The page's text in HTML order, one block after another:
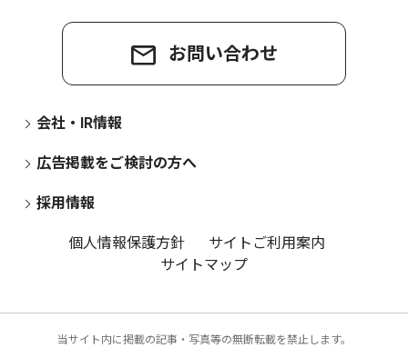
お問い合わせ
会社・IR情報
広告掲載をご検討の方へ
採用情報
個人情報保護方針
サイトご利用案内
サイトマップ
当サイト内に掲載の記事・写真等の無断転載を禁止します。